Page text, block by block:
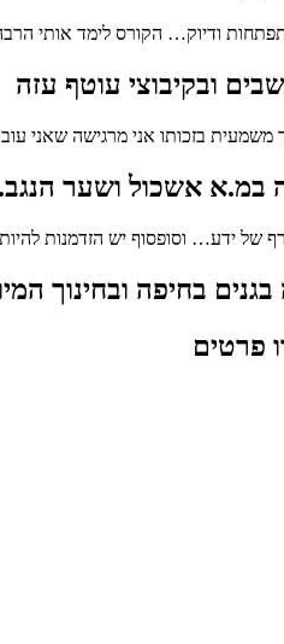
לימד אותי הרבה יותר ממה שלמדתי ב-9 שנים
ובקיבוצי עוטף עזה
משמעית בזכותו אני מרגישה שאני
במ.א אשכול ושער הנגב.
של ידע… וסופסוף יש הזדמנות
בחיפה ובחינוך
פרטים